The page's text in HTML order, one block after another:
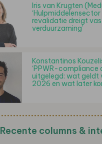
Iris van Krugten
revalidatie dreigt
verduurzaming’
Konstantinos
‘PPWR-compliance
uitgelegd: wat geldt
2026 en wat later
Recente columns &